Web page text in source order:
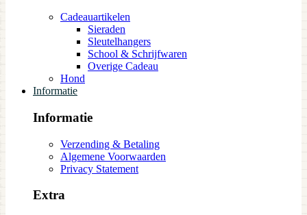
Cadeauartikelen
Sieraden
Sleutelhangers
School & Schrijfwaren
Overige Cadeau
Hond
Informatie
Informatie
Verzending & Betaling
Algemene Voorwaarden
Privacy Statement
Extra